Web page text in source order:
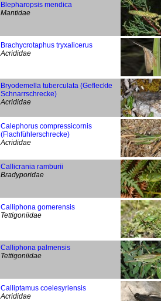
Blepharopsis mendica
Mantidae
Brachycrotaphus tryxalicerus
Acrididae
Bryodemella tuberculata (Gefleckte
Schnarrschrecke)
Acrididae
Calephorus compressicornis
(Flachfühlerschrecke)
Acrididae
Callicrania ramburii
Bradyporidae
Calliphona gomerensis
Tettigoniidae
Calliphona palmensis
Tettigoniidae
Calliptamus coelesyriensis
Acrididae